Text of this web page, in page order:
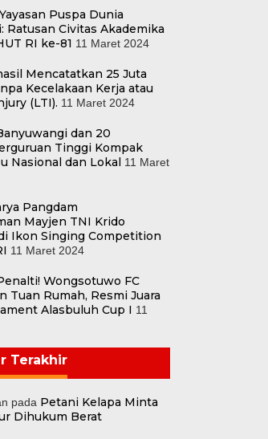
Puspa Dunia
Ratusan Civitas Akademika
RI ke-81 11 Maret 2024
Mencatatkan 25 Juta
Kecelakaan Kerja atau
(LTI). 11 Maret 2024
dan 20
Tinggi Kompak
Nasional dan Lokal 11 Maret
Pangdam
Mayjen TNI Krido
Ikon Singing Competition
11 Maret 2024
Wongsotuwo FC
Tuan Rumah, Resmi Juara
Alasbuluh Cup I 11
Terakhir
pada Petani Kelapa Minta
Dihukum Berat